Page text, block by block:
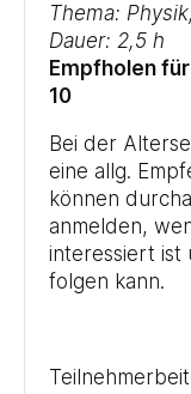
Thema:
Dauer: 2,5 h
Empfholen
10
Bei der
eine allg.
können
anmelden,
interessiert ist
folgen kann.